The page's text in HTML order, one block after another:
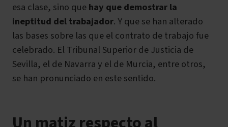
esa clase, sino quehay que demostrar la
ineptitud del trabajador. Y que se han alterado
las bases sobre las que el contrato de trabajo fue
celebrado. El Tribunal Superior de Justicia de
Sevilla, el de Navarra y el de Murcia, entre otros,
se han pronunciado en este sentido.